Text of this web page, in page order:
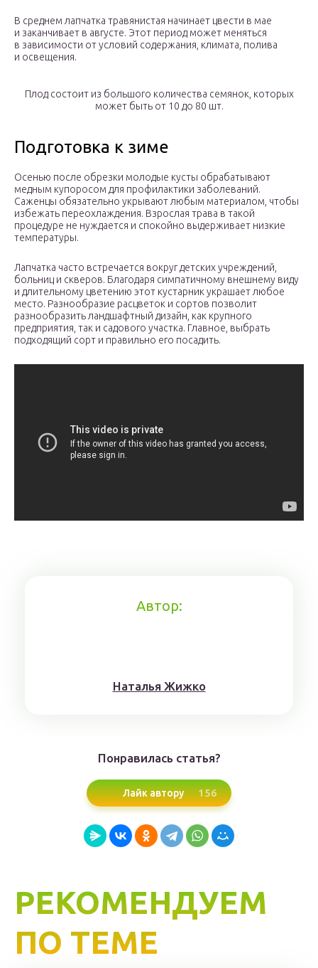
В среднем лапчатка травянистая начинает цвести в мае
и заканчивает в августе. Этот период может меняться
в зависимости от условий содержания, климата, полива
и освещения.
Плод состоит из большого количества семянок, которых
может быть от 10 до 80 шт.
Подготовка к зиме
Осенью после обрезки молодые кусты обрабатывают
медным купоросом для профилактики заболеваний.
Саженцы обязательно укрывают любым материалом, чтобы
избежать переохлаждения. Взрослая трава в такой
процедуре не нуждается и спокойно выдерживает низкие
температуры.
Лапчатка часто встречается вокруг детских учреждений,
больниц и скверов. Благодаря симпатичному внешнему виду
и длительному цветению этот кустарник украшает любое
место. Разнообразие расцветок и сортов позволит
разнообразить ландшафтный дизайн, как крупного
предприятия, так и садового участка. Главное, выбрать
подходящий сорт и правильно его посадить.
Автор:
Нaтaлья Жижкo
Понравилась статья?
Лайк автору 156
РЕКОМЕНДУЕМ
ПО ТЕМЕ